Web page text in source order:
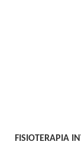
FISIOTERAPIA